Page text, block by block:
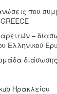
που
–
Ελληνικού
διάσωσης
Ηρακλείου